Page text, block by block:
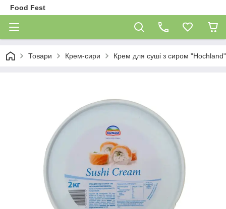
Food Fest
Товари Крем-сири Крем для суші з сиром